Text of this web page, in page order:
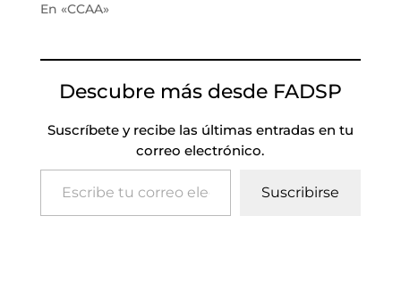
En «CCAA»
Descubre más desde FADSP
Suscríbete y recibe las últimas entradas en tu
correo electrónico.
Escribe tu correo electrónico…
Suscribirse